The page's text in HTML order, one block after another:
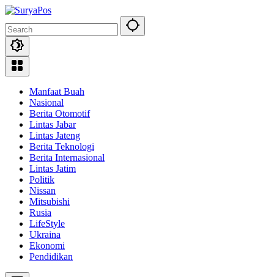
Skip
content
Manfaat Buah
Nasional
Berita Otomotif
Lintas Jabar
Lintas Jateng
Berita Teknologi
Berita Internasional
Lintas Jatim
Politik
Nissan
Mitsubishi
Rusia
LifeStyle
Ukraina
Ekonomi
Pendidikan